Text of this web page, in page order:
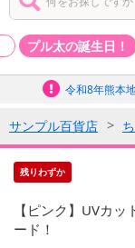
プル太の誕生日！
令和8年熊本
サンプル百貨店
残りわずか
【ピンク】UVカ
ード！